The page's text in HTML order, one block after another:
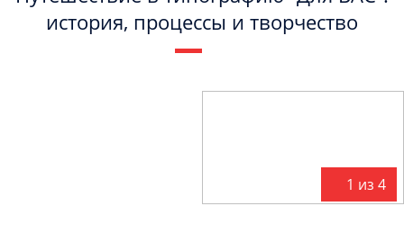
история, процессы и творчество
1 из 4